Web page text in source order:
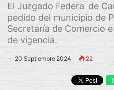
El Juzgado Federal de
pedido del municipio de
Secretaría de Comercio
de vigencia.
20 Septiembre 2024 22